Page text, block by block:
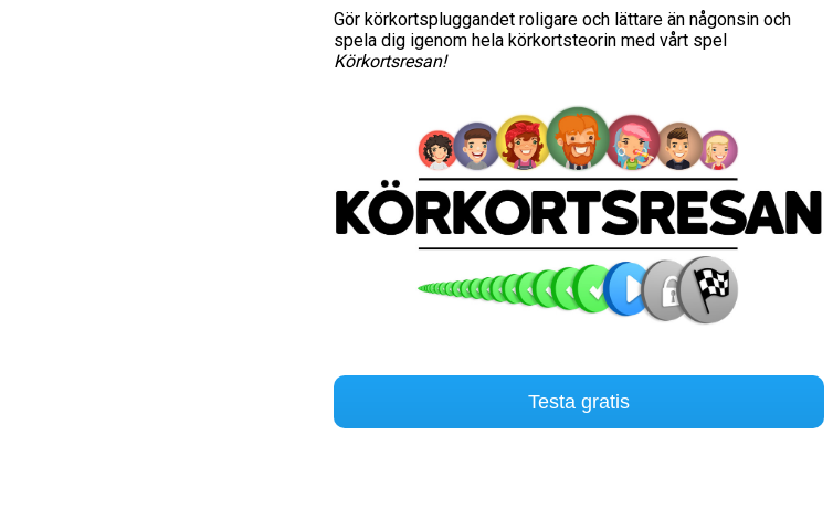
Gör körkortspluggandet roligare och lättare än någonsin och
spela dig igenom hela körkortsteorin med vårt spel
Körkortsresan!
Testa gratis